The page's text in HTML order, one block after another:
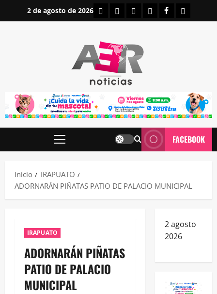
2 de agosto de 2026 INICIOIRAPUATO
ESTATALES
NACIONALES
FACEBOOK
Menú
FACEBOOK
Inicio
IRAPUATO
ADORNARÁN PIÑATAS PATIO DE PALACIO MUNICIPAL
IRAPUATO
ADORNARÁN PIÑATAS
PATIO DE PALACIO
MUNICIPAL
2 agosto
2026